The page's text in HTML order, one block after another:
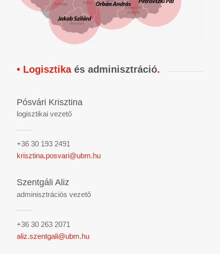
• Logisztika és adminisztráció.
Pósvári Krisztina
logisztikai vezető
+36 30 193 2491
krisztina.posvari@ubm.hu
Szentgáli Aliz
adminisztrációs vezető
+36 30 263 2071
aliz.szentgali@ubm.hu